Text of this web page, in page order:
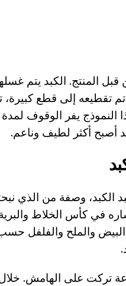
قبل المنتج. الكبد يتم
تم تقطيعه إلى قطع
النموذج يفر الوقوف
أصبح أكثر لطيف وناعم.
الكبد، وصفة من الذي
في كأس الخلاط
والملح والفلفل
تركت على الهامش. خلال